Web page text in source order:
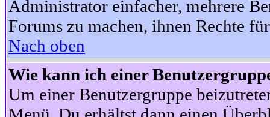
Administrator einfacher, mehrere
Forums zu machen, ihnen Rechte
Nach oben
Wie kann ich einer
Um einer Benutzergruppe